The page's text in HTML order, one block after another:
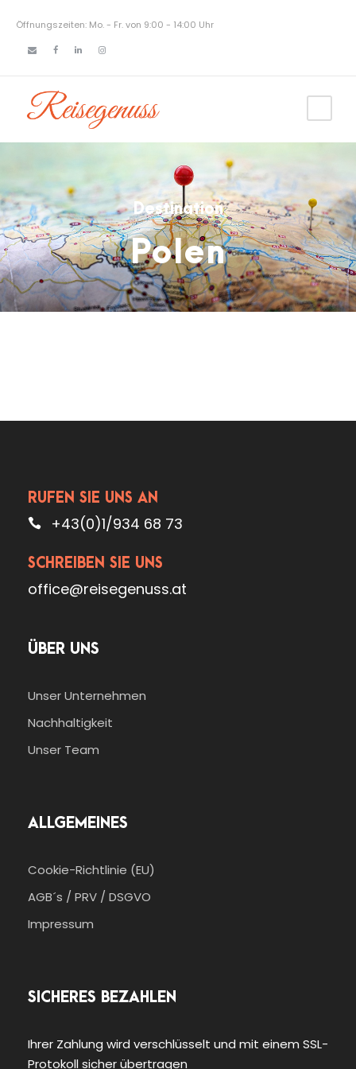
Öffnungszeiten: Mo. - Fr. von 9:00 - 14:00 Uhr
Destination
Polen
RUFEN SIE UNS AN
+43(0)1/934 68 73
SCHREIBEN SIE UNS
office@reisegenuss.at
ÜBER UNS
Unser Unternehmen
Nachhaltigkeit
Unser Team
ALLGEMEINES
Cookie-Richtlinie (EU)
AGB´s / PRV / DSGVO
Impressum
SICHERES BEZAHLEN
Ihrer Zahlung wird verschlüsselt und mit einem SSL-
Protokoll sicher übertragen